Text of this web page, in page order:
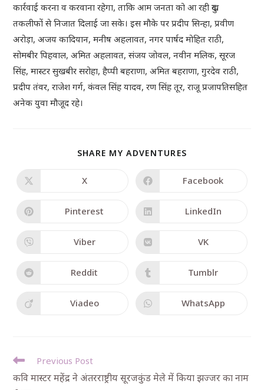
कार्रवाई करना व करवाना रहेगा, ताकि आम जनता को आ रही दुख
तकलीफों से निजात दिलाई जा सके। इस मौके पर प्रदीप सिन्हा, प्रवीण
अरोड़ा, अजय कादियान, मनीष अहलावत, नगर पार्षद मोहित राठी,
सोमबीर पिहवाल, अमित अहलावत, संजय जोवल, नवीन मलिक, सूरज
सिंह, मास्टर सुखबीर सरोहा, हैप्पी बहराणा, अमित बहराणा, गुरदेव राठी,
प्रदीप तंवर, राजेश गर्ग, कंवल सिंह यादव, रण सिंह तूर, राजू प्रजापतिसहित
अनेक युवा मौजूद रहे।
SHARE MY ADVENTURES
X Facebook
Pinterest LinkedIn
Viber VK
Reddit Tumblr
Viadeo WhatsApp
Previous Post
कवि मास्टर महेंद्र ने अंतरराष्ट्रीय सूरजकुंड मेले में किया झज्जर का नाम